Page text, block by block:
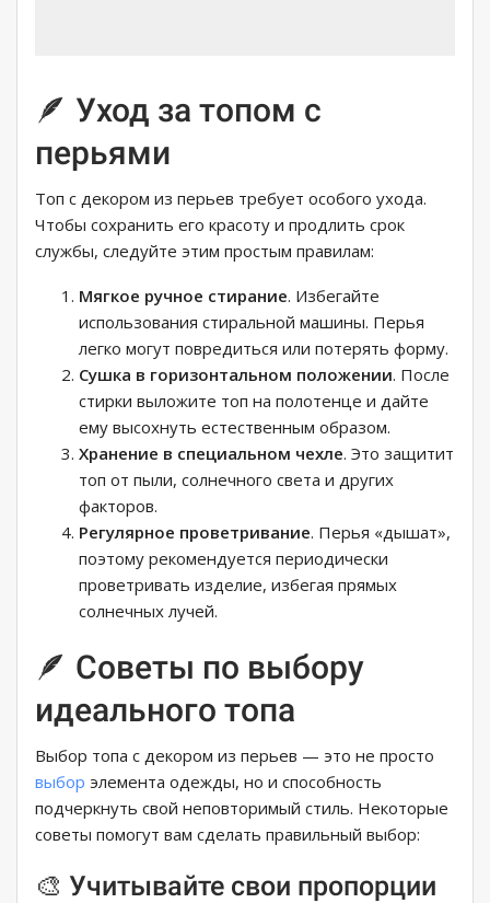
🪶 Уход за топом с
перьями
Топ с декором из перьев требует особого ухода.
Чтобы сохранить его красоту и продлить срок
службы, следуйте этим простым правилам:
Мягкое ручное стирание. Избегайте
использования стиральной машины. Перья
легко могут повредиться или потерять форму.
Сушка в горизонтальном положении. После
стирки выложите топ на полотенце и дайте
ему высохнуть естественным образом.
Хранение в специальном чехле. Это защитит
топ от пыли, солнечного света и других
факторов.
Регулярное проветривание. Перья «дышат»,
поэтому рекомендуется периодически
проветривать изделие, избегая прямых
солнечных лучей.
🪶 Советы по выбору
идеального топа
Выбор топа с декором из перьев — это не просто
выбор элемента одежды, но и способность
подчеркнуть свой неповторимый стиль. Некоторые
советы помогут вам сделать правильный выбор:
🎨 Учитывайте свои пропорции